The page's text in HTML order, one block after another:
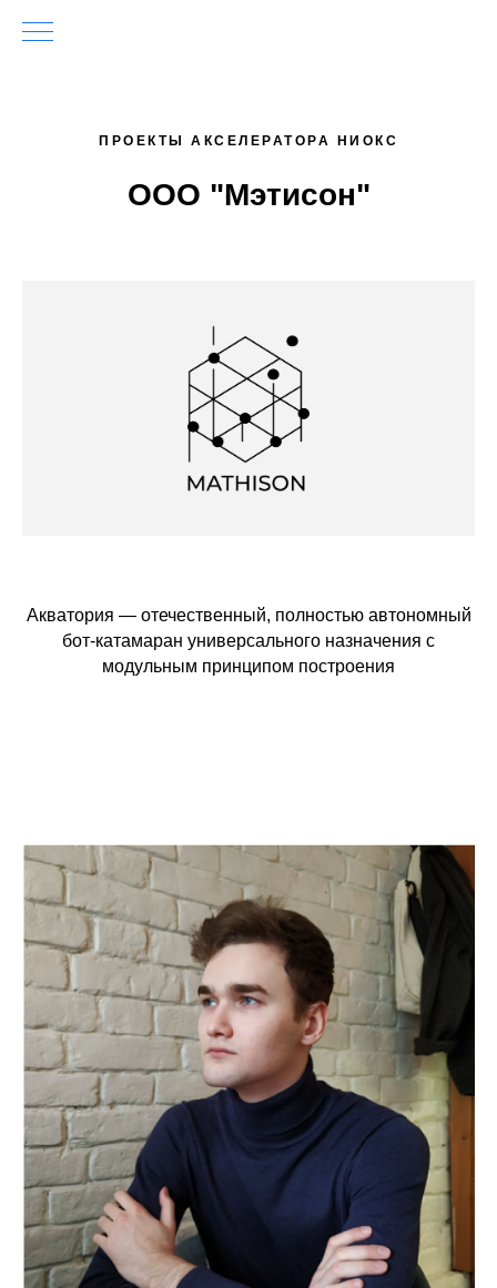
ПРОЕКТЫ АКСЕЛЕРАТОРА НИОКС
ООО "Мэтисон"
Акватория — отечественный, полностью автономный
бот-катамаран универсального назначения с
модульным принципом построения